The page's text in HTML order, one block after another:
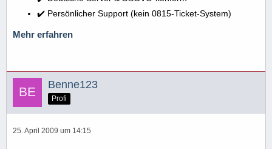
✔️ Persönlicher Support (kein 0815-Ticket-System)
Mehr erfahren
Benne123
Profi
25. April 2009 um 14:15